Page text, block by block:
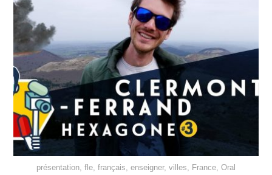
présentation, fle, français, enseigner, villes, France, Oral